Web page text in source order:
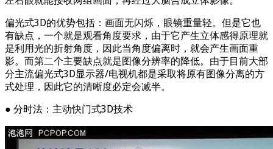
偏光式3D的优势包括：画面无闪烁，眼镜重量轻。但是它也
有缺点，一个就是观看角度要求，由于它产生立体感得原理就
是利用光的折射角度，因此当角度偏离时，就会产生画面重
影。而第二个主要缺点就是图像分辨率的降低。由于目前大部
分主流偏光式3D显示器/电视机都是采取将原有图像分离的方
式处理，因此它的清晰度必定会减半。
● 分时法：主动快门式3D技术